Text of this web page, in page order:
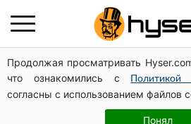
Продолжая просматривать
что ознакомились с
Политикой
согласны с использованием файлов
Понял
Українська авіатранспортна
Мінфіну із закликом
авіалізингу
Дрони із націнкою: Олександр